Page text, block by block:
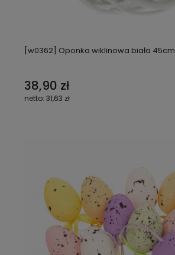
[w0362] Oponka wiklinowa biała 45cm
38,90 zł
31,63 zł